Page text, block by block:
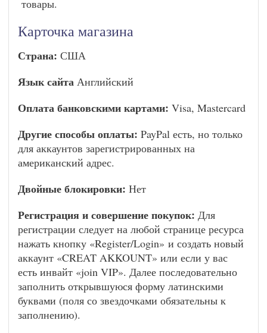
товары.
Карточка магазина
Страна: США
Язык сайта Английский
Оплата банковскими картами: Visa, Mastercard
Другие способы оплаты: PayPal есть, но только
для аккаунтов зарегистрированных на
американский адрес.
Двойные блокировки: Нет
Регистрация и совершение покупок: Для
регистрации следует на любой странице ресурса
нажать кнопку «Register/Login» и создать новый
аккаунт «CREAT AKKOUNT» или если у вас
есть инвайт «join VIP». Далее последовательно
заполнить открывшуюся форму латинскими
буквами (поля со звездочками обязательны к
заполнению).